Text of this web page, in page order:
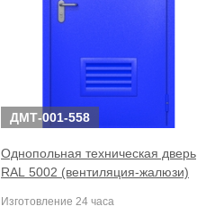
ДМТ-001-558
Однопольная техническая дверь
RAL 5002 (вентиляция-жалюзи)
Изготовление 24 часа